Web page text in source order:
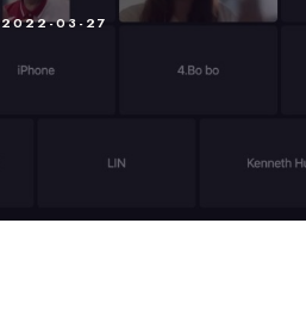
2022-03-27